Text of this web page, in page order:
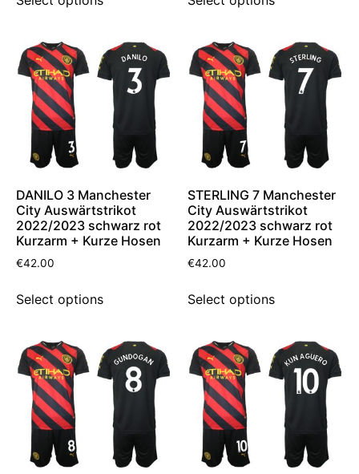
DANILO 3 Manchester
City Auswärtstrikot
2022/2023 schwarz rot
Kurzarm + Kurze Hosen
€42.00
Select options
STERLING 7 Manchester
City Auswärtstrikot
2022/2023 schwarz rot
Kurzarm + Kurze Hosen
€42.00
Select options